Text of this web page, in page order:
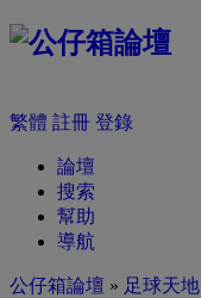
繁體 註冊 登錄
論壇
搜索
幫助
導航
公仔箱論壇 » 足球天地